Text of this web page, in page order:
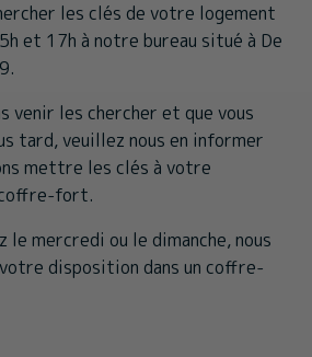
les clés de votre logement
et 17h à notre bureau situé à De
venir les chercher et que vous
tard, veuillez nous en informer
mettre les clés à votre
coffre-fort.
le mercredi ou le dimanche, nous
disposition dans un coffre-